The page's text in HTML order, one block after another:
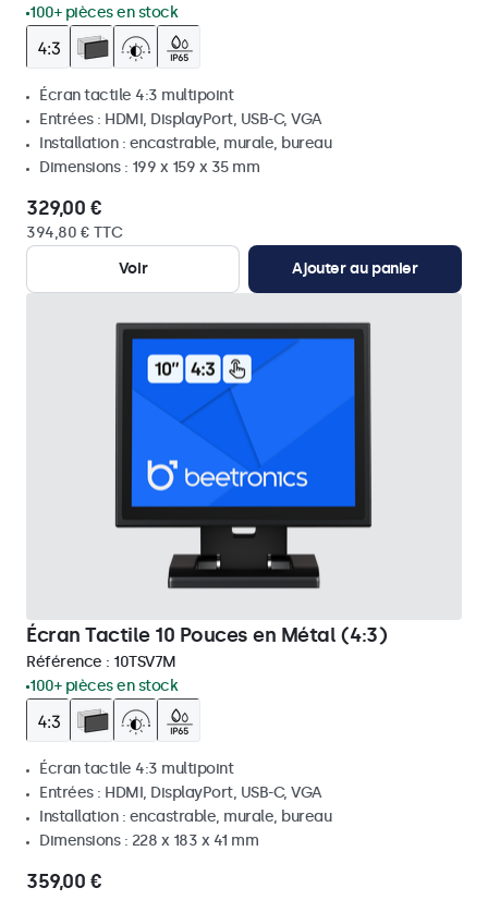
100+ pièces en stock
Écran tactile 4:3 multipoint
Entrées : HDMI, DisplayPort, USB-C, VGA
Installation : encastrable, murale, bureau
Dimensions : 199 x 159 x 35 mm
329,00 €
394,80 € TTC
Voir
Ajouter au panier
Écran Tactile 10 Pouces en Métal (4:3)
Référence : 10TSV7M
100+ pièces en stock
Écran tactile 4:3 multipoint
Entrées : HDMI, DisplayPort, USB-C, VGA
Installation : encastrable, murale, bureau
Dimensions : 228 x 183 x 41 mm
359,00 €